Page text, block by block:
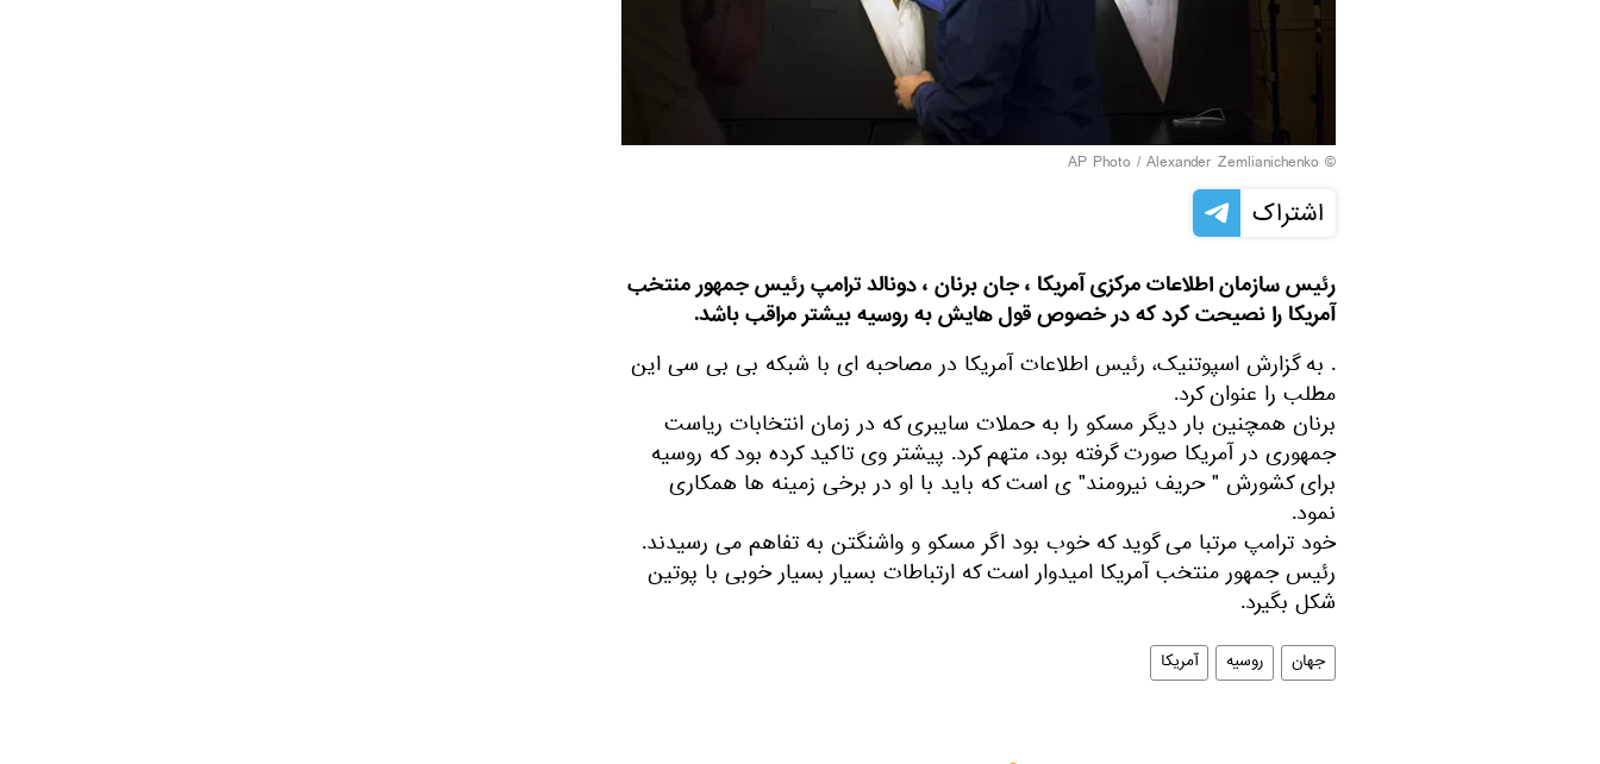
© AP Photo / Alexander Zemlianichenko
اشتراک
رئیس سازمان اطلاعات مرکزی آمریکا ، جان برنان ، دونالد ترامپ رئیس جمهور منتخب
آمریکا را نصیحت کرد که در خصوص قول هایش به روسیه بیشتر مراقب باشد.
. به گزارش اسپوتنیک، رئیس اطلاعات آمریکا در مصاحبه ای با شبکه بی بی سی این
مطلب را عنوان کرد.
برنان همچنین بار دیگر مسکو را به حملات سایبری که در زمان انتخابات ریاست
جمهوری در آمریکا صورت گرفته بود، متهم کرد. پیشتر وی تاکید کرده بود که روسیه
برای کشورش " حریف نیرومند" ی است که باید با او در برخی زمینه ها همکاری
نمود.
خود ترامپ مرتبا می گوید که خوب بود اگر مسکو و واشنگتن به تفاهم می رسیدند.
رئیس جمهور منتخب آمریکا امیدوار است که ارتباطات بسیار بسیار خوبی با پوتین
شکل بگیرد.
جهان روسیه آمریکا